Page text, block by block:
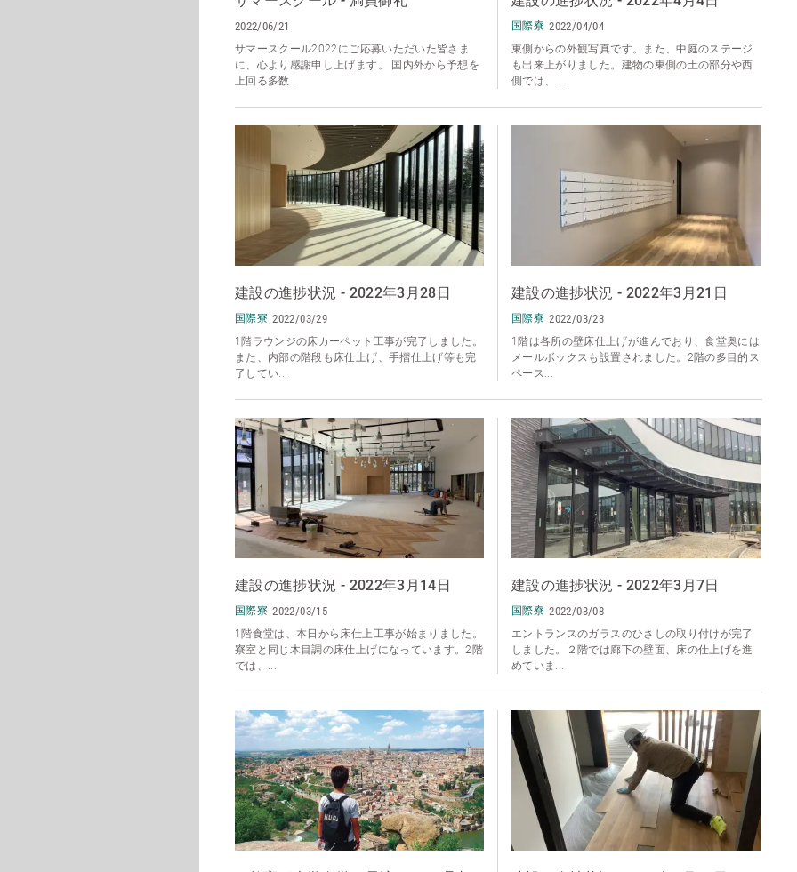
2022/06/21
サマースクール2022にご応募いただいた皆さま
に、心より感謝申し上げます。 国内外から予想を
上回る多数...
国際寮 2022/04/04
東側からの外観写真です。また、中庭のステージ
も出来上がりました。建物の東側の土の部分や西
側では、...
建設の進捗状況 - 2022年3月28日
国際寮 2022/03/29
1階ラウンジの床カーペット工事が完了しました。
また、内部の階段も床仕上げ、手摺仕上げ等も完
了してい...
建設の進捗状況 - 2022年3月21日
国際寮 2022/03/23
1階は各所の壁床仕上げが進んでおり、食堂奥には
メールボックスも設置されました。2階の多目的ス
ペース...
建設の進捗状況 - 2022年3月14日
国際寮 2022/03/15
1階食堂は、本日から床仕上工事が始まりました。
寮室と同じ木目調の床仕上げになっています。2階
では、...
建設の進捗状況 - 2022年3月7日
国際寮 2022/03/08
エントランスのガラスのひさしの取り付けが完了
しました。２階では廊下の壁面、床の仕上げを進
めていま...